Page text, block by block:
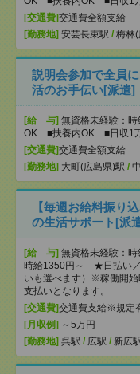
[交通費]交通費全額支給
[勤務地] 安芸長束駅 / 梅林
説明会参加で全員
活のお手伝い[派遣]
[給 与] 無資格未経験：
OK ■扶養内OK ■日収1
[交通費]交通費全額支給
[勤務地] 大町(広島県)駅 /
【毎週お給料振り
の生活サポート[派
[給 与] 無資格未経験：
時給1350円～ ★日払い
いも選べます）※稼働開
支払いとなります。
[交通費]交通費支給※規定
[月収例] ～5万円
[勤務地] 呉駅 / 広駅 / 新広